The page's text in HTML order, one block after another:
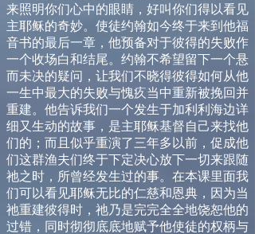
来照明你们心中的眼睛，好叫你们得以看见
主耶稣的奇妙。使徒约翰如今终于来到他福
音书的最后一章，他预备对于彼得的失败作
一个收场白和结尾。约翰不希望留下一个悬
而未决的疑问，让我们不晓得彼得如何从他
一生中最大的失败与愧疚当中重新被挽回并
重建。他告诉我们一个发生于加利利海边详
细又生动的故事，是主耶稣基督自己来找他
们的；而且似乎重演了三年多以前，促成他
们这群渔夫们终于下定决心放下一切来跟随
祂之时，所曾经发生过的事。在本课里面我
们可以看见耶稣无比的仁慈和恩典，因为当
祂重建彼得时，祂乃是完完全全地饶恕他的
过错，同时彻彻底底地赋予他使徒的权柄与